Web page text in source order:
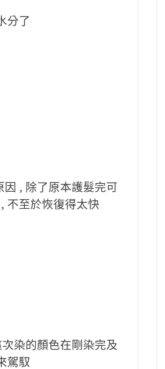
分了
, 除了原本護髮完可
不至於恢復得太快
染的顏色在剛染完及
駕馭